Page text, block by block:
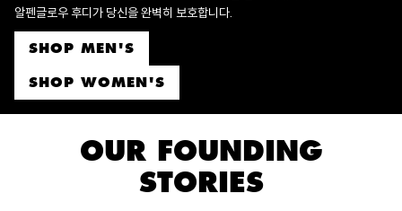
알펜글로우 후디가 당신을 완벽히 보호합니다.
SHOP MEN'S
SHOP WOMEN'S
OUR FOUNDING
STORIES